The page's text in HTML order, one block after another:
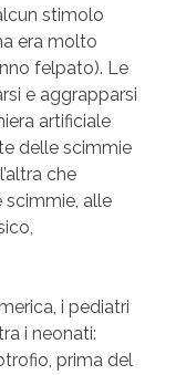
stimolo
era molto
felpato). Le
e aggrapparsi
artificiale
delle scimmie
che
alle
i pediatri
i neonati:
prima del